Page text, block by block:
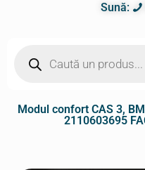
Sună:
Modul confort CAS 3,
2110603695